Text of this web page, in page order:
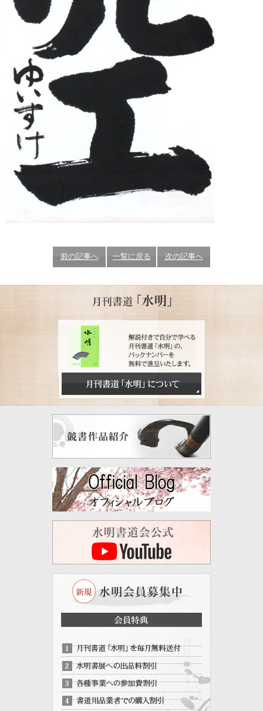
前の記事へ 一覧に戻る 次の記事へ